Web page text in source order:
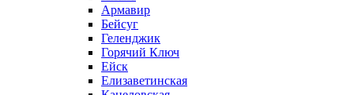
Армавир
Бейсуг
Геленджик
Горячий Ключ
Ейск
Елизаветинская